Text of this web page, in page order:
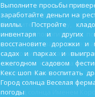
Выполните просьбы
заработайте деньги на
виллы. Постройте
инвентаря и других
восстановите дорожки и
садах и парках и
ежегодном садовом
Кекс шоп Как воспитать
Город солнца Веселая
погоды